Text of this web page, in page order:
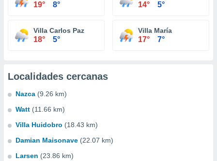
19° 8° 14° 5°
Villa Carlos Paz
18° 5°
Villa María
17° 7°
Localidades cercanas
Nazca (9.26 km)
Watt (11.66 km)
Villa Huidobro (18.43 km)
Damian Maisonave (22.07 km)
Larsen (23.86 km)